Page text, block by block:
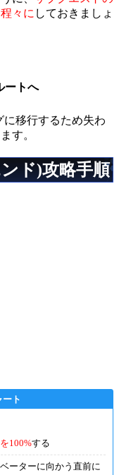
々に しておきましょ
ートへ
に移行するため失わ
す。
ド)攻略手順
100%する
ーターに向かう直前に